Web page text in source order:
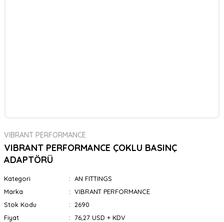
VIBRANT PERFORMANCE
VIBRANT PERFORMANCE ÇOKLU BASINÇ
ADAPTÖRÜ
Kategori
AN FITTINGS
Marka
VIBRANT PERFORMANCE
Stok Kodu
2690
Fiyat
76,27 USD + KDV